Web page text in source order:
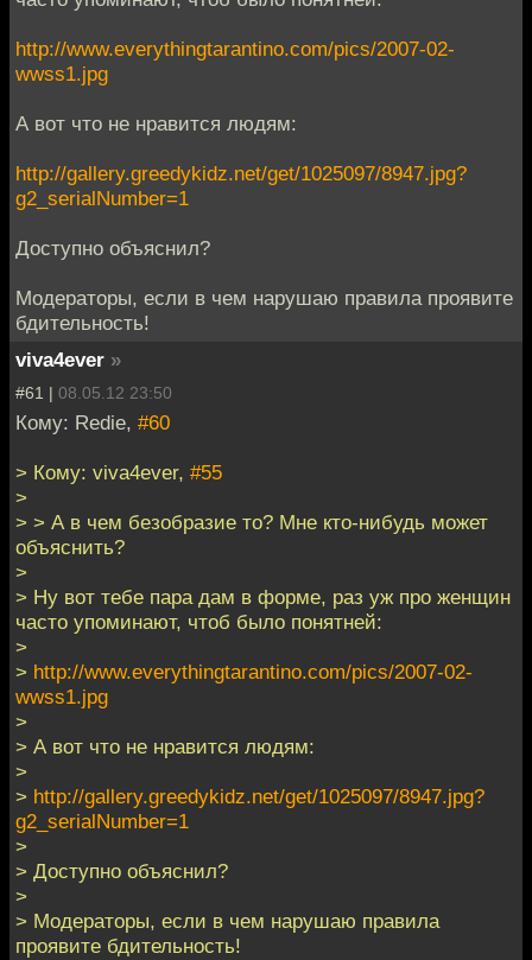
http://www.everythingtarantino.com/pics/2007-02-
wwss1.jpg
А вот что не нравится людям:
http://gallery.greedykidz.net/get/1025097/8947.jpg?
g2_serialNumber=1
Доступно объяснил?
Модераторы, если в чем нарушаю правила проявите
бдительность!
viva4ever »
#61 | 08.05.12 23:50
Кому: Redie, #60
> Кому: viva4ever, #55
>
> > А в чем безобразие то? Мне кто-нибудь может
объяснить?
>
> Ну вот тебе пара дам в форме, раз уж про женщин
часто упоминают, чтоб было понятней:
>
> http://www.everythingtarantino.com/pics/2007-02-
wwss1.jpg
>
> А вот что не нравится людям:
>
> http://gallery.greedykidz.net/get/1025097/8947.jpg?
g2_serialNumber=1
>
> Доступно объяснил?
>
> Модераторы, если в чем нарушаю правила
проявите бдительность!